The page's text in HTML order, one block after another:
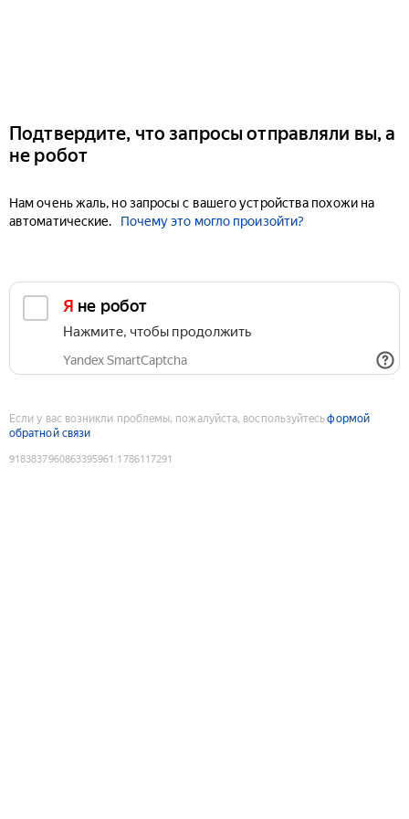
Подтвердите, что запросы отправляли вы, а
не робот
Нам очень жаль, но запросы с вашего устройства похожи на
автоматические.
Почему это могло произойти?
Я не робот
Нажмите, чтобы продолжить
Yandex SmartCaptcha
Если у вас возникли проблемы, пожалуйста, воспользуйтесьформой
обратной связи
9183837960863395961 :1786117291